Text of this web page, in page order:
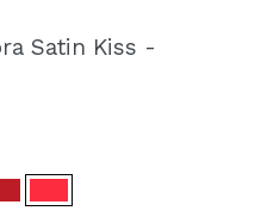
potrai fare i tuoi
lo stato dei tuoi ordini e
Satin Kiss -